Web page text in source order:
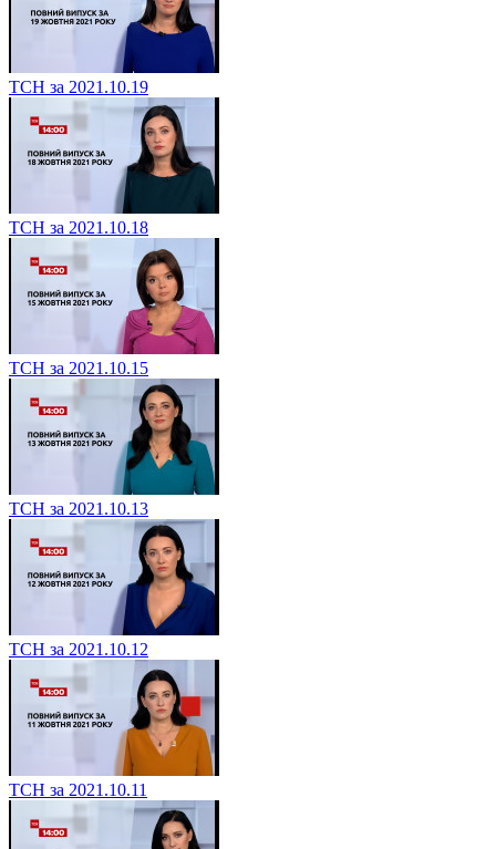
ТСН за 2021.10.19
ТСН за 2021.10.18
ТСН за 2021.10.15
ТСН за 2021.10.13
ТСН за 2021.10.12
ТСН за 2021.10.11